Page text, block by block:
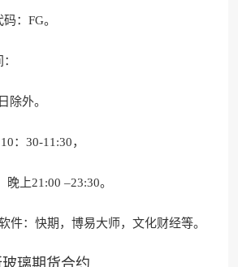
：FG。
除外。
：30-11:30，
上21:00 –23:30。
件：快期，博易大师，文化财经等。
璃期货合约